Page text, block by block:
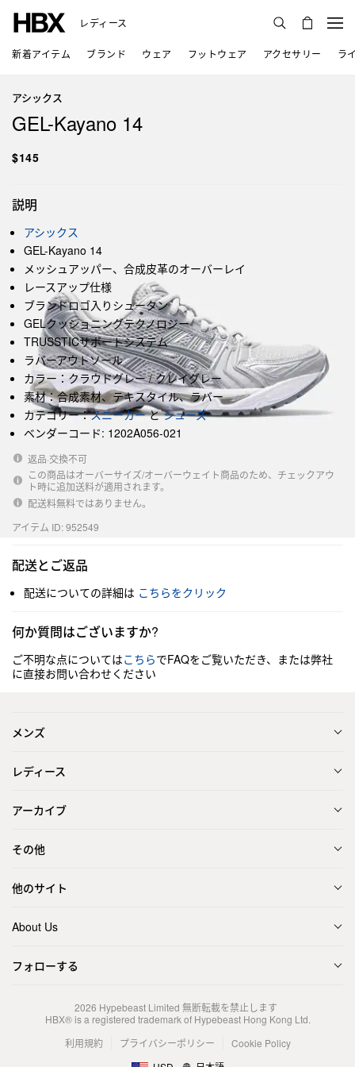
レディース
新着アイテム ブランド ウェア フットウェア アクセサリー ラ
アシックス
GEL-Kayano 14
$145
説明
アシックス
GEL-Kayano 14
メッシュアッパー、合成皮革のオーバーレイ
レースアップ仕様
ブランドロゴ入りシュータン
GELクッショニングテクノロジー
TRUSSTICサポートシステム
ラバーアウトソール
カラー：クラウドグレー / クレイグレー
素材：合成素材、テキスタイル、ラバー
カテゴリー：スニーカーとシューズ
ベンダーコード: 1202A056-021
返品·交換不可
この商品はオーバーサイズ/オーバーウェイト商品のため、チェックアウ
ト時に追加送料が適用されます。
配送料無料ではありません。
アイテム ID: 952549
配送とご返品
配送についての詳細は こちらをクリック
何か質問はございますか?
ご不明な点についてはこちらでFAQをご覧いただき、または弊社
に直接お問い合わせください
メンズ
レディース
アーカイブ
その他
他のサイト
About Us
フォローする
2026 Hypebeast Limited 無断転載を禁止します
HBX® is a registered trademark of Hypebeast Hong Kong Ltd.
利用規約
プライバシーポリシー
Cookie Policy